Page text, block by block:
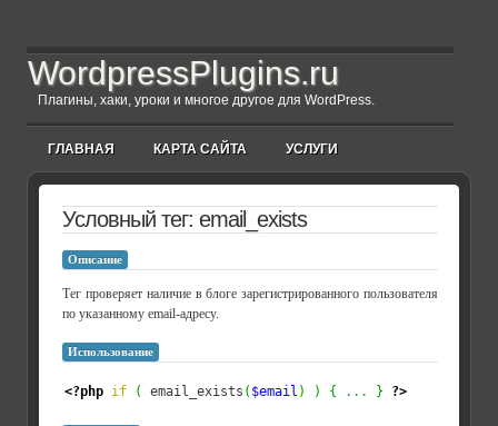
WordpressPlugins.ru
Плагины, хаки, уроки и многое другое для WordPress.
ГЛАВНАЯ КАРТА САЙТА УСЛУГИ
Условный тег: email_exists
Описание
Тег проверяет наличие в блоге зарегистрированного пользователя
по указанному email-адресу.
Использование
<?php if ( email_exists ( $email ) ) { ... } ?>